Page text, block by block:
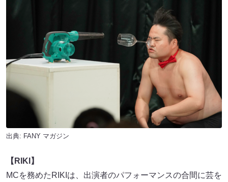
出典: FANY マガジン
【RIKI】
MCを務めたRIKIは、出演者のパフォーマンスの合間に芸を